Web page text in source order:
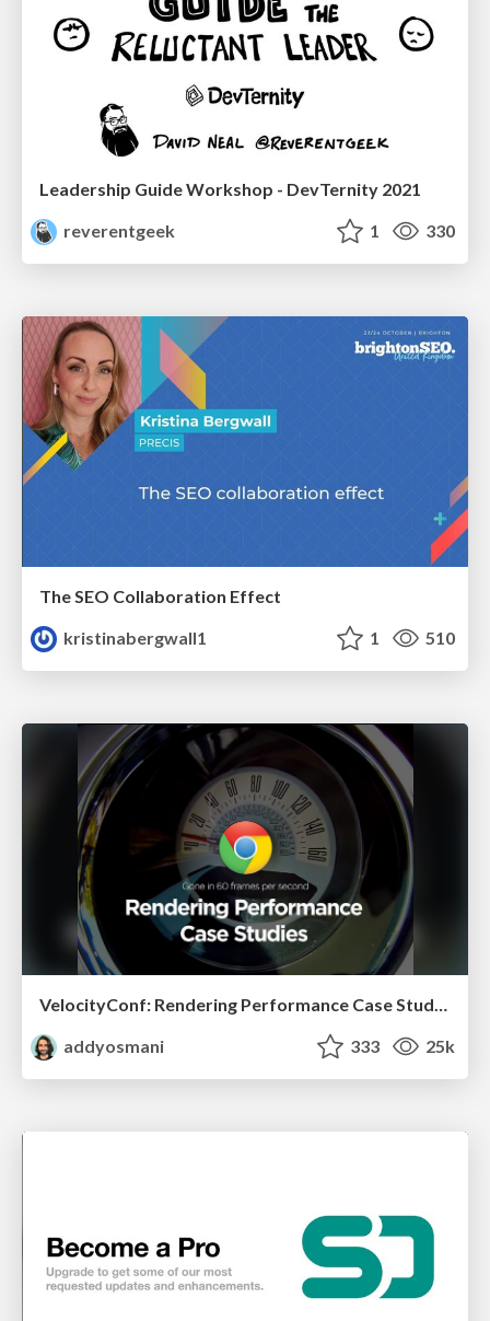
Leadership Guide Workshop - DevTernity 2021
reverentgeek
1 330
The SEO Collaboration Effect
kristinabergwall1
1 510
addyosmani
333 25k